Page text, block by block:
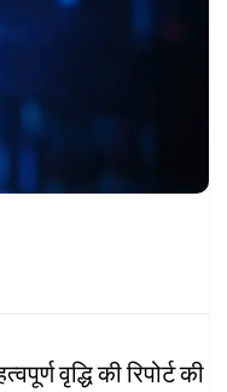
वृद्धि की रिपोर्ट की